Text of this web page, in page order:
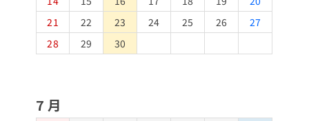
21
22 23 24 25 26
27
28
29 30
7月